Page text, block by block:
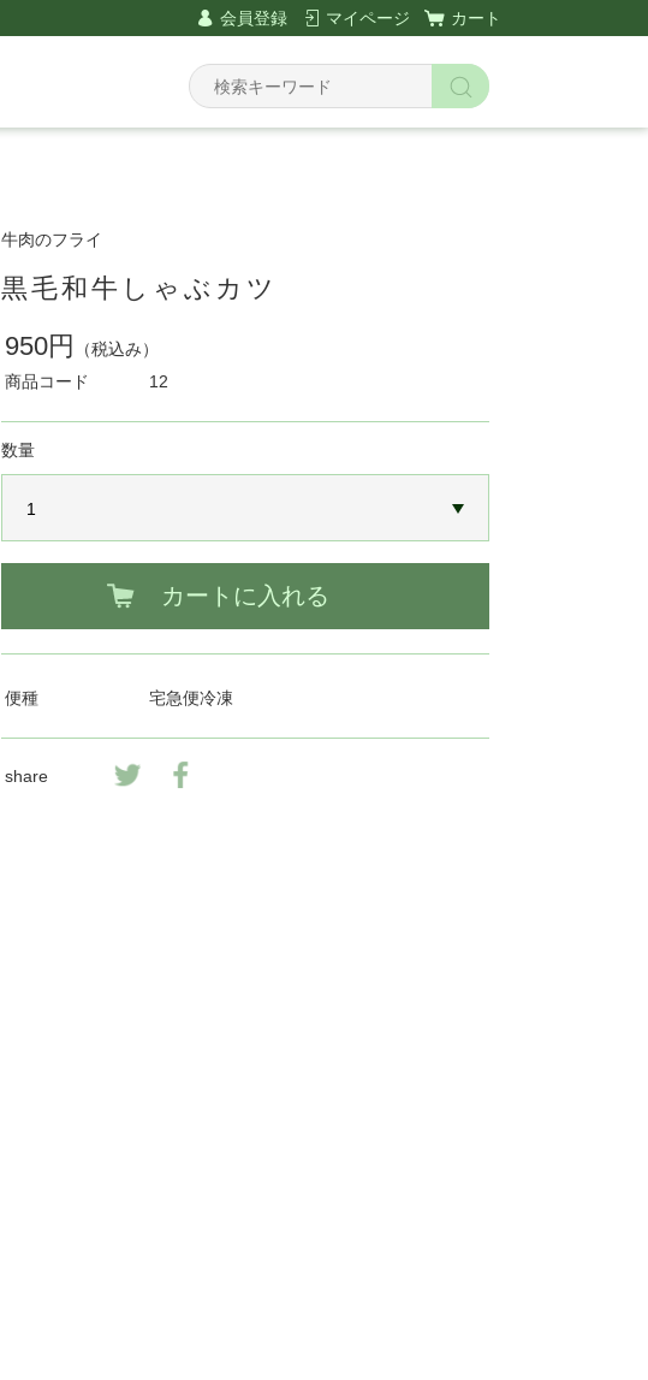
会員登録 マイページ カート
牛肉のフライ
黒毛和牛しゃぶカツ
950円
（税込み）
商品コード
12
数量
カートに入れる
便種 宅急便冷凍
share